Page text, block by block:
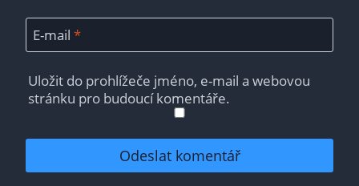
E-mail *
Uložit do prohlížeče jméno, e-mail a webovou
stránku pro budoucí komentáře.